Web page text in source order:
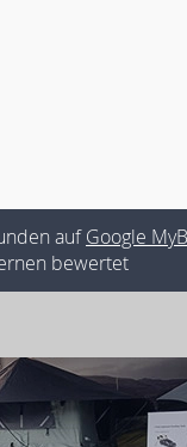
aufGoogle
bewertet